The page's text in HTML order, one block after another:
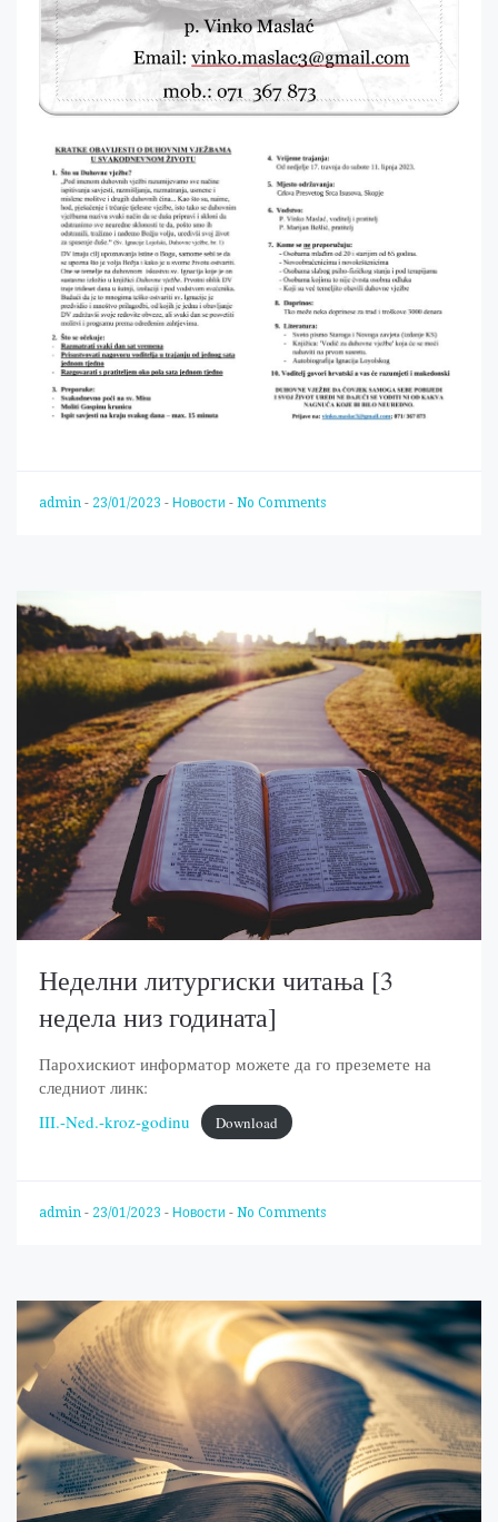
admin - 23/01/2023 - Новости - No Comments
Неделни литургиски читања [3
недела низ годината]
Парохискиот информатор можете да го преземете на
следниот линк:
III.-Ned.-kroz-godinu
Download
admin - 23/01/2023 - Новости - No Comments